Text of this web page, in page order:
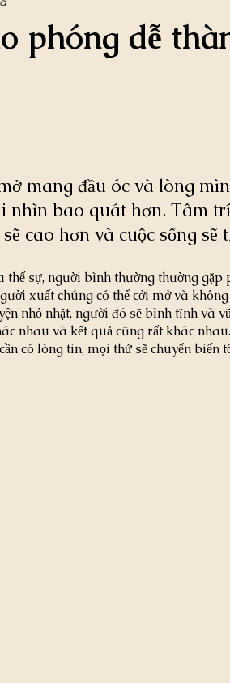
phóng dễ
mang đầu óc và lòng
nhìn bao quát hơn. Tâm
cao hơn và cuộc sống sẽ
thế sự, người bình thường thường gặp
xuất chúng có thể cởi mở và
nhỏ nhặt, người đó sẽ bình tĩnh và
nhau và kết quả cũng rất khác
có lòng tin, mọi thứ sẽ chuyển biến